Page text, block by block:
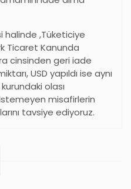
halinde ,Tüketiciye
Ticaret Kanunda
cinsinden geri iade
USD yapıldı ise aynı
olası
misafirlerin
tavsiye ediyoruz.